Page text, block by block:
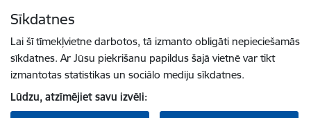
Sīkdatnes
Lai šī tīmekļvietne darbotos, tā izmanto obligāti nepieciešamās
sīkdatnes. Ar Jūsu piekrišanu papildus šajā vietnē var tikt
izmantotas statistikas un sociālo mediju sīkdatnes.
Lūdzu, atzīmējiet savu izvēli: